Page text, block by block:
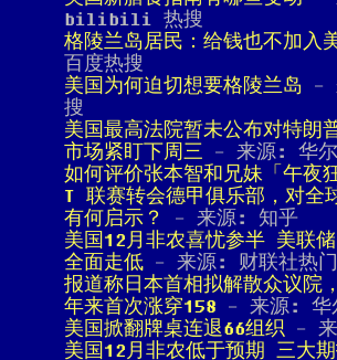
bilibili 热搜
格陵兰岛居民：给钱也不加入
百度热搜
美国为何迫切想要格陵兰岛 -
搜
美国最高法院暂未公布对特朗
市场紧盯下周三 - 来源: 华尔
如何评价张本智和兄妹「午夜
T 联赛转会德甲俱乐部，对全
有何启示？
- 来源: 知乎
美国12月非农喜忧参半 美联
全面走低 - 来源: 财联社热门
报道称日本首相拟解散众议院
年来首次涨穿158 - 来源: 华
美国掀翻牌桌连退66组织 -
美国12月非农低于预期 三大